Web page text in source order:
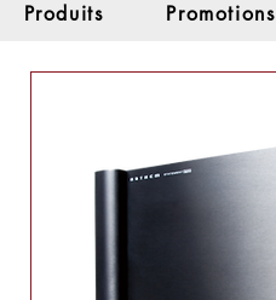
Produits Promotions